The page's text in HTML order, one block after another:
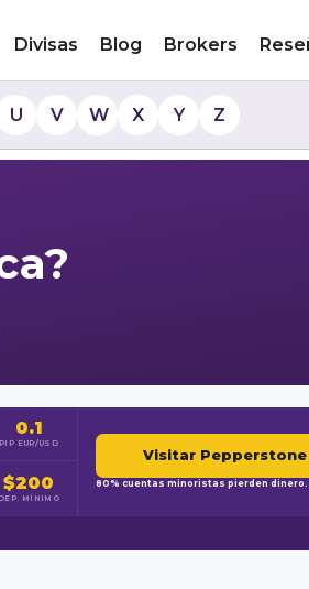
Divisas Blog Brokers
U V W X Y Z
0.1
PIP EUR/USD
$200
DEP. MÍNIMO
Visitar Pepperstone
80% cuentas minoristas pierden dinero.